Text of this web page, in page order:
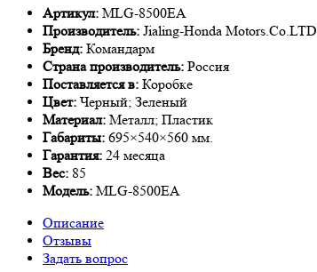
Артикул: MLG-8500EA
Производитель: Jialing-Honda Motors.Co.LTD
Бренд: Командарм
Страна производитель: Россия
Поставляется в: Коробке
Цвет: Черный; Зеленый
Материал: Металл; Пластик
Габариты: 695×540×560 мм.
Гарантия: 24 месяца
Вес: 85
Модель: MLG-8500EA
Описание
Отзывы
Задать вопрос